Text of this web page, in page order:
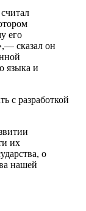
его
сказал он
языка и
с разработкой
их
о
нашей